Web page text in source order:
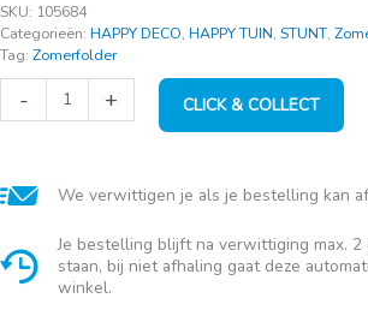
SKU: 105684
Categorieën: HAPPY DECO, HAPPY TUIN, STUNT,
Tag: Zomerfolder
-
Solar
lantaarn
aantal
+ CLICK & COLLECT
We verwittigen je als je bestelling kan
Je bestelling blijft na verwittiging max. 2
staan, bij niet afhaling gaat deze
winkel.